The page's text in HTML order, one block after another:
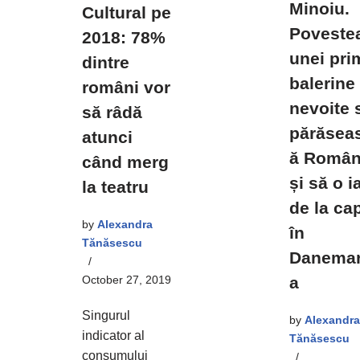
Cultural pe
2018: 78%
dintre
români vor
să râdă
atunci
când merg
la teatru
by Alexandra
Tănăsescu
October 27, 2019
Singurul
indicator al
consumului
Minoiu.
unei
balerine
nevoite
ă
și să o
de la
în
a
by Alexandra
Tănăsescu